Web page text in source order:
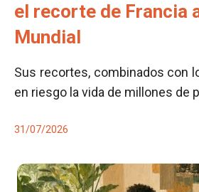
el recorte de Francia
Mundial
Sus recortes, combinados con
en riesgo la vida de millones de
31/07/2026